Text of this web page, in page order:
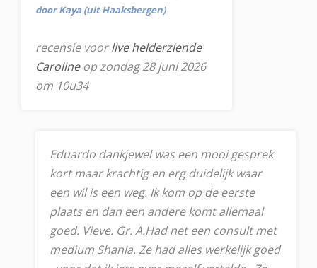
door Kaya (uit Haaksbergen)
recensie voorlive helderziende
Carolineop zondag 28 juni 2026
om 10u34
Eduardo dankjewel was een mooi gesprek
kort maar krachtig en erg duidelijk waar
een wil is een weg. Ik kom op de eerste
plaats en dan een andere komt allemaal
goed. Vieve. Gr. A.Had net een consult met
medium Shania. Ze had alles werkelijk goed